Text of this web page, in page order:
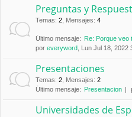
Preguntas y
Temas: 2 Mensajes: 4
Último mensaje: Re: Porque veo
por everyword , Lun Jul 18, 2022
Presentaciones
Temas: 2 Mensajes: 2
Último mensaje: Presentacion
Universidades de